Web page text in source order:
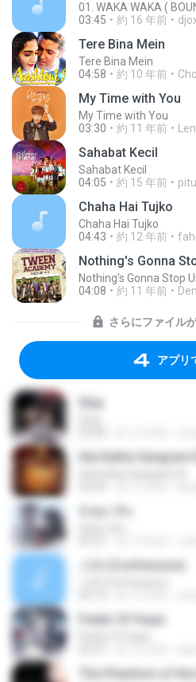
01. WAKA WAKA (
03:45
約 16 年前
Tere Bina Mein
Tere Bina Mein
04:58
約 10 年前
My Time with You
My Time with You
03:30
約 11 年前
Sahabat Kecil
Sahabat Kecil
04:05
約 15 年前
Chaha Hai Tujko
Chaha Hai Tujko
04:43
約 12 年前
Nothing's Gonna
Nothing's Gonna Stop
04:08
約 11 年前
さらにファイル
アプリ
Stay
Hai Katha Sangram
อังศุมาลิน
고해 (Confession)
Fields Of Hope
The Phantom of the